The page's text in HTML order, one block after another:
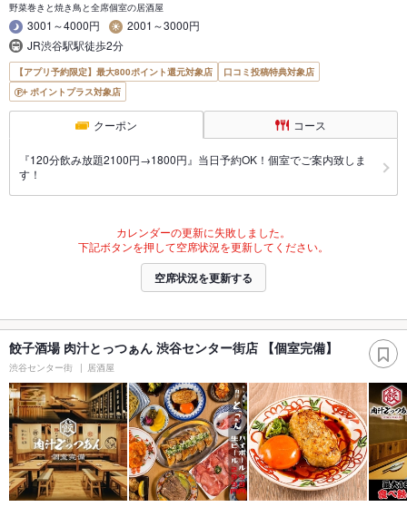
野菜巻きと焼き鳥と全席個室の居酒屋
3001～4000円
2001～3000円
JR渋谷駅駅徒歩2分
【アプリ予約限定】最大800ポイント還元対象店
口コミ投稿特典対象店
ポイントプラス対象店
クーポン コース
『120分飲み放題2100円→1800円』当日予約OK！個室でご案内致しま
す！
カレンダーの更新に失敗しました。
下記ボタンを押して空席状況を更新してください。
空席状況を更新する
餃子酒場 肉汁とっつぁん 渋谷センター街店 【個室完備】
渋谷センター街 居酒屋